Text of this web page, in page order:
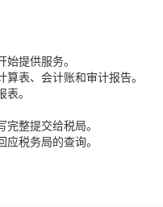
提供服务。
表、会计账和审计报告。
。
整提交给税局。
税务局的查询。